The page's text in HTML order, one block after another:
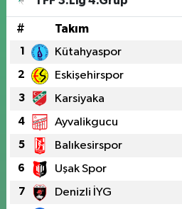
# Takım
1 Kütahyaspor
2 Eskişehirspor
3 Karsiyaka
4 Ayvalikgucu
5 Balıkesirspor
6 Uşak Spor
7 Denizli İYG